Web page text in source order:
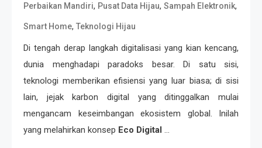
Perbaikan Mandiri, Pusat Data Hijau, Sampah Elektronik,
Smart Home, Teknologi Hijau
Di tengah derap langkah digitalisasi yang kian kencang,
dunia menghadapi paradoks besar. Di satu sisi,
teknologi memberikan efisiensi yang luar biasa; di sisi
lain, jejak karbon digital yang ditinggalkan mulai
mengancam keseimbangan ekosistem global. Inilah
yang melahirkan konsep Eco Digital …